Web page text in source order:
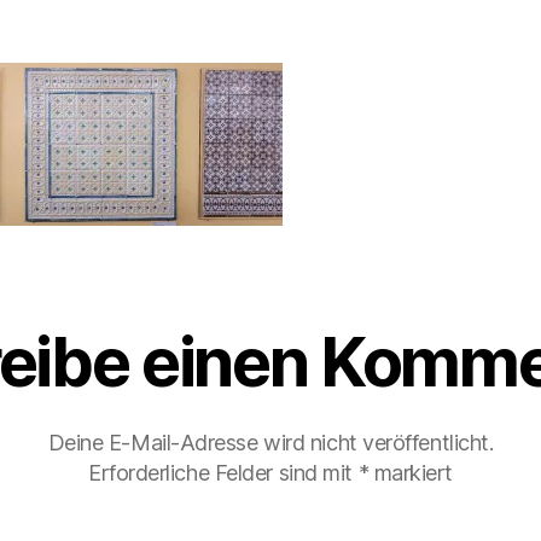
einen
Deine E-Mail-Adresse wird nicht veröffentlicht.
Erforderliche Felder sind mit * markiert